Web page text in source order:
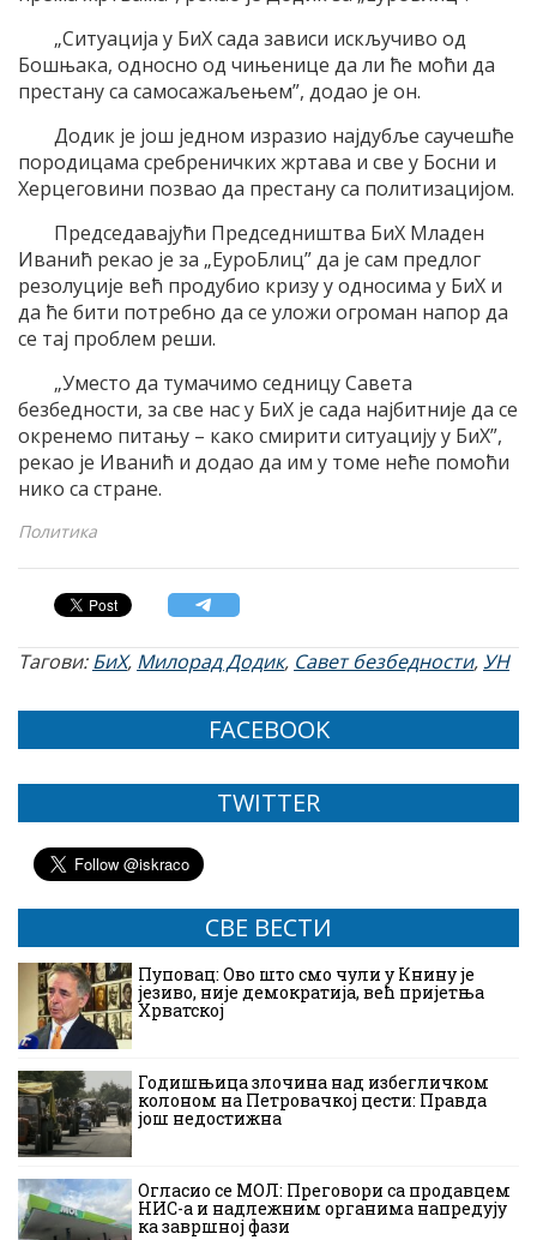
„Ситуација у БиХ сада зависи искључиво од
Бошњака, односно од чињенице да ли ће моћи да
престану са самосажаљењем”, додао је он.
Додик је још једном изразио најдубље саучешће
породицама сребреничких жртава и све у Босни и
Херцеговини позвао да престану са политизацијом.
Председавајући Председништва БиХ Младен
Иванић рекао је за „ЕуроБлиц” да је сам предлог
резолуције већ продубио кризу у односима у БиХ и
да ће бити потребно да се уложи огроман напор да
се тај проблем реши.
„Уместо да тумачимо седницу Савета
безбедности, за све нас у БиХ је сада најбитније да се
окренемо питању – како смирити ситуацију у БиХ”,
рекао је Иванић и додао да им у томе неће помоћи
нико са стране.
Политика
Тагови:БиХ, Милорад Додик, Савет безбедности,УН
FACEBOOK
TWITTER
СВЕ ВЕСТИ
Пуповац: Ово што смо чули у Книну је
језиво, није демократија, већ пријетња
Хрватској
Годишњица злочина над избегличком
колоном на Петровачкој цести: Правда
још недостижна
Огласио се МОЛ: Преговори са продавцем
НИС-а и надлежним органима напредују
ка завршној фази